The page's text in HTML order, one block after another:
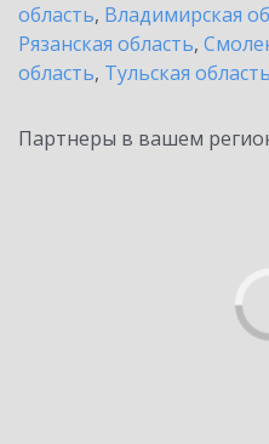
область, Владимирская
Рязанская область,
область, Тульская область
Партнеры в вашем